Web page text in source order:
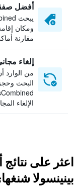
أفضل
ومكان
مقارنة
إلغاء
من الوارد
البحث
الإلغاء
اعثر على
بينينسولا